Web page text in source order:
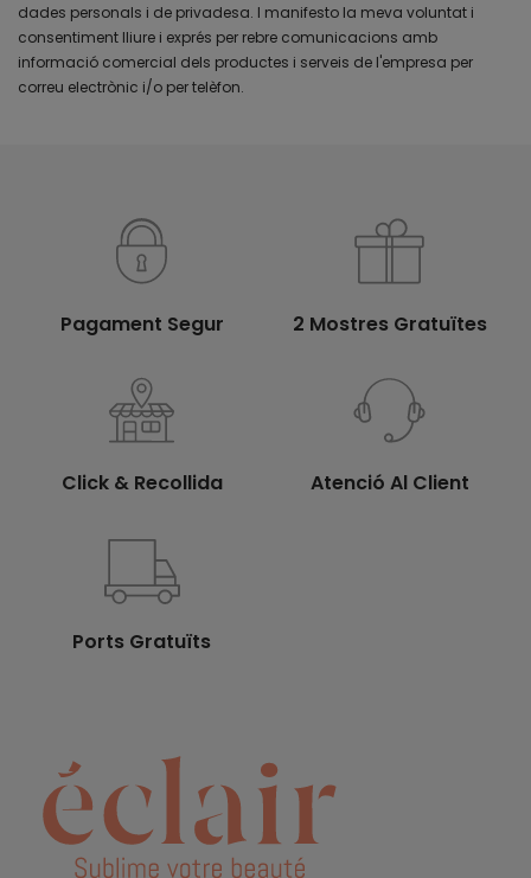
dades personals i de privadesa. I manifesto la meva voluntat i
consentiment lliure i exprés per rebre comunicacions amb
informació comercial dels productes i serveis de l'empresa per
correu electrònic i/o per telèfon.
Pagament Segur 2 Mostres Gratuïtes
Click & Recollida Atenció Al Client
Ports Gratuïts